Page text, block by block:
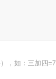
，如：三加四=7